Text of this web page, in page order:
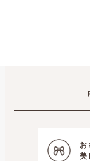
お
美